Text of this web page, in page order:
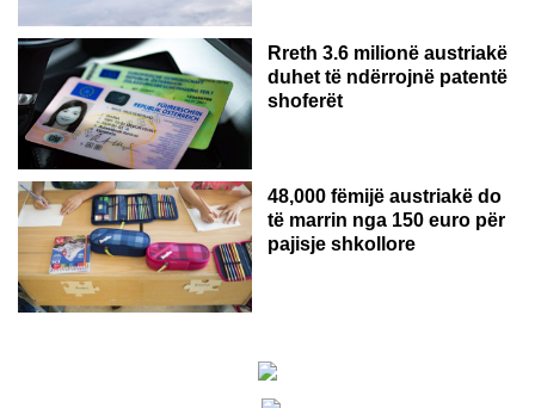
Rreth 3.6 milionë austriakë
duhet të ndërrojnë patentë
shoferët
48,000 fëmijë austriakë do
të marrin nga 150 euro për
pajisje shkollore